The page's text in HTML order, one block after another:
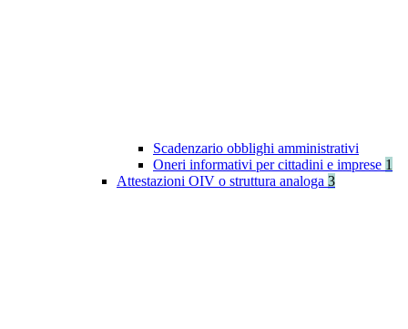
Scadenzario obblighi amministrativi
Oneri informativi per cittadini e imprese 1
Attestazioni OIV o struttura analoga 3